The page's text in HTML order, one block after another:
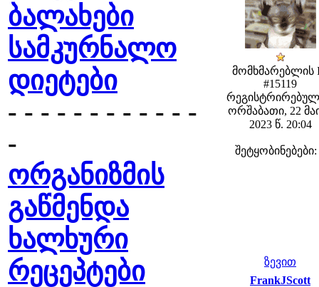
ბალახები
სამკურნალო
დიეტები
- - - - - - - - - - - -
-
ორგანიზმის
გაწმენდა
ხალხური
რეცეპტები
მომხმარებლის
#15119
ორშაბათი, 22
2023 წ. 20:04
შეტყობინებები:
ზევით
FrankJScott